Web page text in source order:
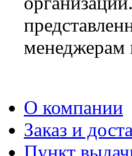
менеджерам
О компании
Заказ и
Пункт